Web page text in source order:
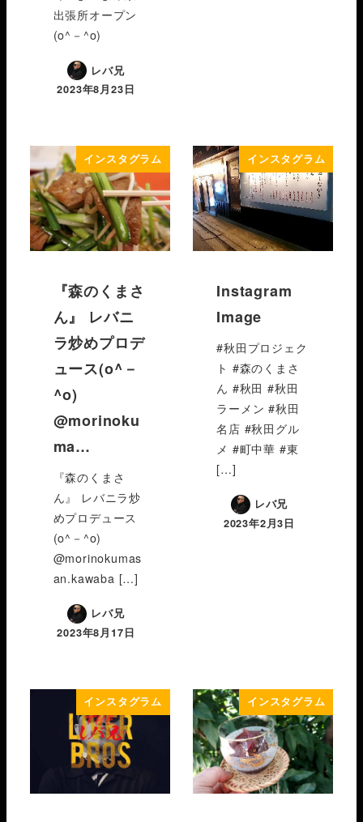
出張所オープン
(o^－^o)
レバ兄
2023年8月23日
インスタグラム
『森のくまさ
ん』 レバニ
ラ炒めプロデ
ュース(o^－
^o)
@morinoku
ma…
『森のくまさ
ん』 レバニラ炒
めプロデュース
(o^－^o)
@morinokumas
an.kawaba […]
レバ兄
2023年8月17日
インスタグラム
Instagram
Image
#秋田プロジェク
ト #森のくまさ
ん #秋田 #秋田
ラーメン #秋田
名店 #秋田グル
メ #町中華 #東
[…]
レバ兄
2023年2月3日
インスタグラム インスタグラム